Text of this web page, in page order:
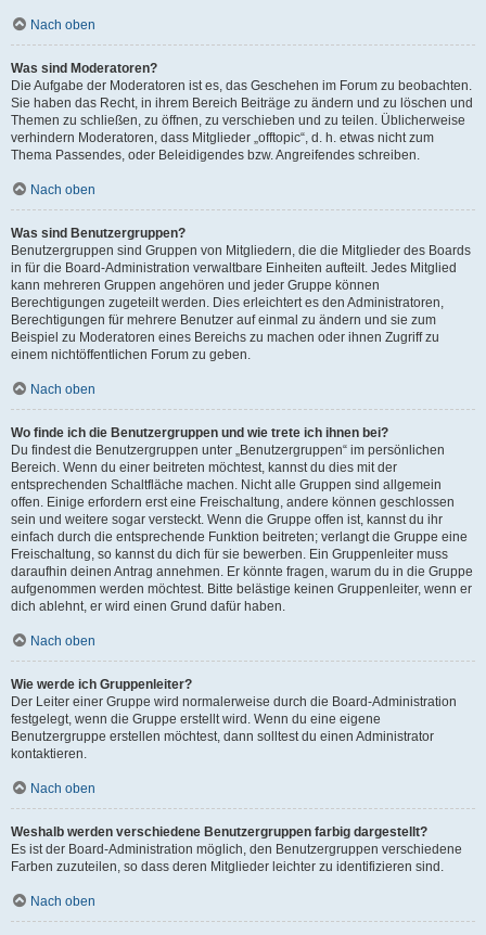
Nach oben
Was sind Moderatoren?
Die Aufgabe der Moderatoren ist es, das Geschehen im Forum zu beobachten.
Sie haben das Recht, in ihrem Bereich Beiträge zu ändern und zu löschen und
Themen zu schließen, zu öffnen, zu verschieben und zu teilen. Üblicherweise
verhindern Moderatoren, dass Mitglieder „offtopic“, d. h. etwas nicht zum
Thema Passendes, oder Beleidigendes bzw. Angreifendes schreiben.
Nach oben
Was sind Benutzergruppen?
Benutzergruppen sind Gruppen von Mitgliedern, die die Mitglieder des Boards
in für die Board-Administration verwaltbare Einheiten aufteilt. Jedes Mitglied
kann mehreren Gruppen angehören und jeder Gruppe können
Berechtigungen zugeteilt werden. Dies erleichtert es den Administratoren,
Berechtigungen für mehrere Benutzer auf einmal zu ändern und sie zum
Beispiel zu Moderatoren eines Bereichs zu machen oder ihnen Zugriff zu
einem nichtöffentlichen Forum zu geben.
Nach oben
Wo finde ich die Benutzergruppen und wie trete ich ihnen bei?
Du findest die Benutzergruppen unter „Benutzergruppen“ im persönlichen
Bereich. Wenn du einer beitreten möchtest, kannst du dies mit der
entsprechenden Schaltfläche machen. Nicht alle Gruppen sind allgemein
offen. Einige erfordern erst eine Freischaltung, andere können geschlossen
sein und weitere sogar versteckt. Wenn die Gruppe offen ist, kannst du ihr
einfach durch die entsprechende Funktion beitreten; verlangt die Gruppe eine
Freischaltung, so kannst du dich für sie bewerben. Ein Gruppenleiter muss
daraufhin deinen Antrag annehmen. Er könnte fragen, warum du in die Gruppe
aufgenommen werden möchtest. Bitte belästige keinen Gruppenleiter, wenn er
dich ablehnt, er wird einen Grund dafür haben.
Nach oben
Wie werde ich Gruppenleiter?
Der Leiter einer Gruppe wird normalerweise durch die Board-Administration
festgelegt, wenn die Gruppe erstellt wird. Wenn du eine eigene
Benutzergruppe erstellen möchtest, dann solltest du einen Administrator
kontaktieren.
Nach oben
Weshalb werden verschiedene Benutzergruppen farbig dargestellt?
Es ist der Board-Administration möglich, den Benutzergruppen verschiedene
Farben zuzuteilen, so dass deren Mitglieder leichter zu identifizieren sind.
Nach oben